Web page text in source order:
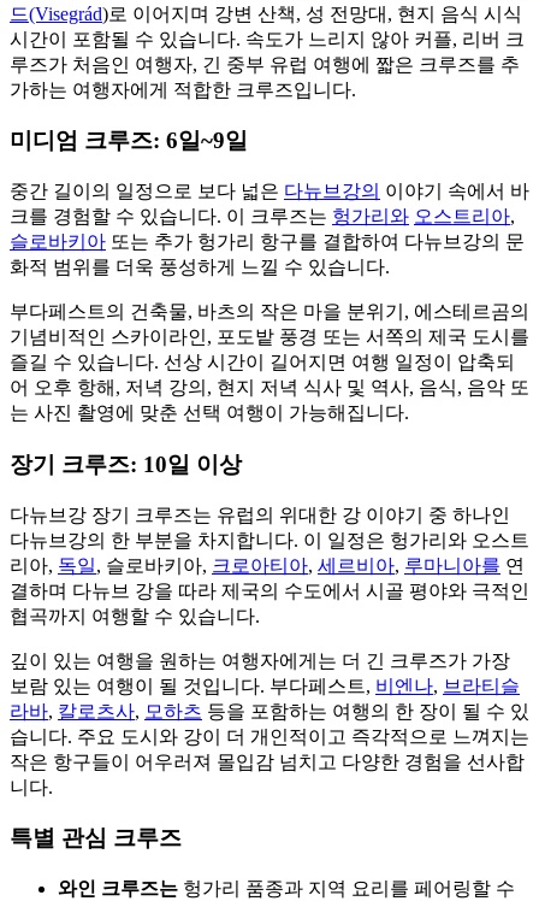
드(Visegrád)로 이어지며 강변 산책, 성 전망대, 현지 음식 시식
시간이 포함될 수 있습니다. 속도가 느리지 않아 커플, 리버 크
루즈가 처음인 여행자, 긴 중부 유럽 여행에 짧은 크루즈를 추
가하는 여행자에게 적합한 크루즈입니다.
미디엄 크루즈: 6일~9일
중간 길이의 일정으로 보다 넓은 다뉴브강의 이야기 속에서 바
크를 경험할 수 있습니다. 이 크루즈는 헝가리와 오스트리아,
슬로바키아 또는 추가 헝가리 항구를 결합하여 다뉴브강의 문
화적 범위를 더욱 풍성하게 느낄 수 있습니다.
부다페스트의 건축물, 바츠의 작은 마을 분위기, 에스테르곰의
기념비적인 스카이라인, 포도밭 풍경 또는 서쪽의 제국 도시를
즐길 수 있습니다. 선상 시간이 길어지면 여행 일정이 압축되
어 오후 항해, 저녁 강의, 현지 저녁 식사 및 역사, 음식, 음악 또
는 사진 촬영에 맞춘 선택 여행이 가능해집니다.
장기 크루즈: 10일 이상
다뉴브강 장기 크루즈는 유럽의 위대한 강 이야기 중 하나인
다뉴브강의 한 부분을 차지합니다. 이 일정은 헝가리와 오스트
리아, 독일, 슬로바키아, 크로아티아, 세르비아, 루마니아를 연
결하며 다뉴브 강을 따라 제국의 수도에서 시골 평야와 극적인
협곡까지 여행할 수 있습니다.
깊이 있는 여행을 원하는 여행자에게는 더 긴 크루즈가 가장
보람 있는 여행이 될 것입니다. 부다페스트, 비엔나, 브라티슬
라바, 칼로츠사, 모하츠 등을 포함하는 여행의 한 장이 될 수 있
습니다. 주요 도시와 강이 더 개인적이고 즉각적으로 느껴지는
작은 항구들이 어우러져 몰입감 넘치고 다양한 경험을 선사합
니다.
특별 관심 크루즈
와인 크루즈는 헝가리 품종과 지역 요리를 페어링할 수